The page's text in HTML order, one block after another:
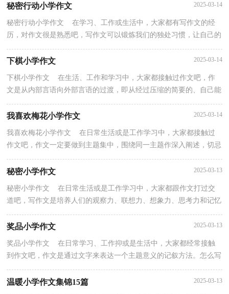
秘密行动小学作文 2025-03-14
秘密行动小学作文 在学习、工作或生活中，大家都有写作文的经
历，对作文很是熟悉吧，写作文可以锻炼我们的独处习惯，让自己的
下棋小学作文 2025-03-14
下棋小学作文 在生活、工作和学习中，大家都接触过作文吧，作
文是从内部言语向外部言语的过渡，即从经过压缩的简要的、自己能
明白的语言，向开展的、具有规范语法结构的、能为他...
我喜欢梅花小学作文 2025-03-14
我喜欢梅花小学作文 在日常生活或是工作学习中，大家都接触过
作文吧，作文一定要做到主题集中，围绕同一主题作深入阐述，切忌
东拉西扯，主题涣散甚至无主题。那么你知道一篇好的作...
秘密小学作文 2025-03-13
秘密小学作文 在日常生活或是工作学习中，大家都跟作文打过交
道吧，写作文是培养人们的观察力、联想力、想象力、思考力和记忆
奖品小学作文 2025-03-13
奖品小学作文 在日常学习、工作抑或是生活中，大家都经常接触
到作文吧，作文是通过文字来表达一个主题意义的记叙方法。怎么写
作文才能避免踩雷呢？下面是小编精心整理的奖品小...
温暖小学作文集锦15篇 2025-03-13